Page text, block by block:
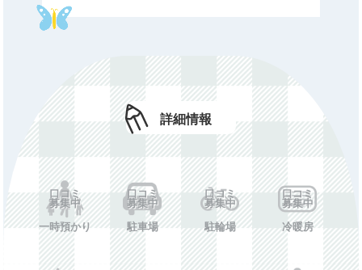
休所日 口コミ募集中
初期費用 口コミ募集中
年額費用 口コミ募集中
費用備考 口コミ募集中
ホームペー
ジ
口コミ募集中
施設情報を投稿する
詳細情報
口コミ
募集中
一時預かり
口コミ
募集中
駐車場
口コミ
募集中
駐輪場
口コミ
募集中
冷暖房